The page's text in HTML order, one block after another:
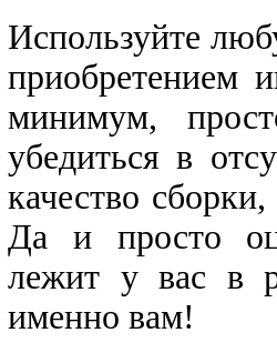
Используйте
приобретением
минимум,
убедиться в
качество
Да и просто
лежит у вас в
именно вам!